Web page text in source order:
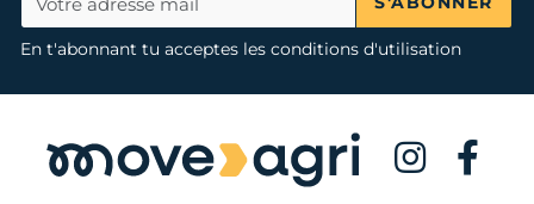
En t'abonnant tu acceptes les conditions d'utilisation